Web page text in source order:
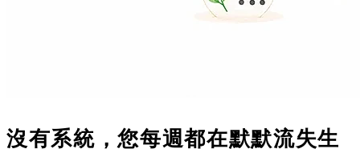
沒有系統，您每週都在默默流失生